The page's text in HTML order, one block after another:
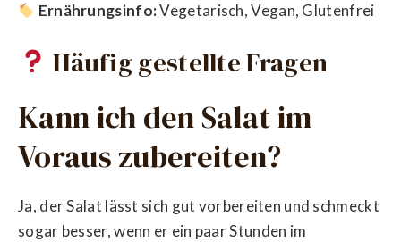
Ernährungsinfo:Vegetarisch, Vegan, Glutenfrei
Häufig gestellte Fragen
Kann ich den Salat im
Voraus zubereiten?
Ja, der Salat lässt sich gut vorbereiten und schmeckt
sogar besser, wenn er ein paar Stunden im